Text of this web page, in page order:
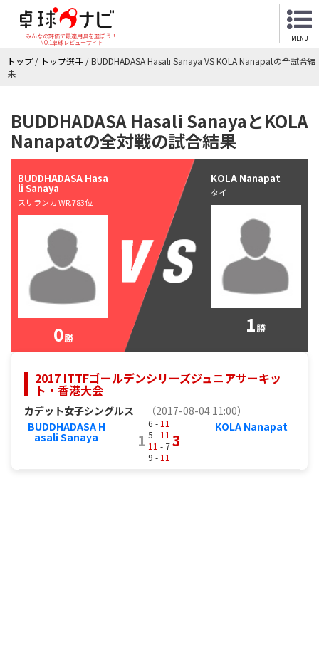
みんなの評価で最適用具を選ぼう！
NO.1卓球レビューサイト
MENU
トップ / トップ選手 /BUDDHADASA Hasali Sanaya VS KOLA Nanapatの全試合結
果
BUDDHADASA Hasali SanayaとKOLA
Nanapatの全対戦の試合結果
BUDDHADASA Hasa
li Sanaya
スリランカ WR.783位
0勝
KOLA Nanapat
タイ
1勝
2017 ITTFゴールデンシリーズジュニアサーキッ
ト・香港大会
カデット女子シングルス
（2017-08-04 11:00）
BUDDHADASA H
asali Sanaya 1
6 - 11
5 - 11
11 - 7
9 - 11
3
KOLA Nanapat